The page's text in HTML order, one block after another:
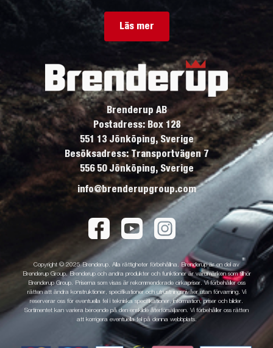
Läs mer
Brenderup AB
Postadress: Box 128
551 13 Jönköping, Sverige
Besöksadress: Transportvägen 7
556 50 Jönköping, Sverige
info@brenderupgroup.com
Copyright © 2025 Brenderup. Alla rättigheter förbehållna. Brenderup är en del av
Brenderup Group. Brenderup och andra produkter och funktioner är varumärken som tillhör
Brenderup Group. Priserna som visas är rekommenderade cirkapriser. Vi förbehåller oss
rätten att ändra konstruktioner, specifikationer och utrustningsnivåer utan förvarning. Vi
reserverar oss för eventuella fel i tekniska specifikationer, information, priser och bilder.
Sortimentet kan variera beroende på den enskilde återförsäljaren. Vi förbehåller oss rätten
att korrigera eventuella fel på denna webbplats.